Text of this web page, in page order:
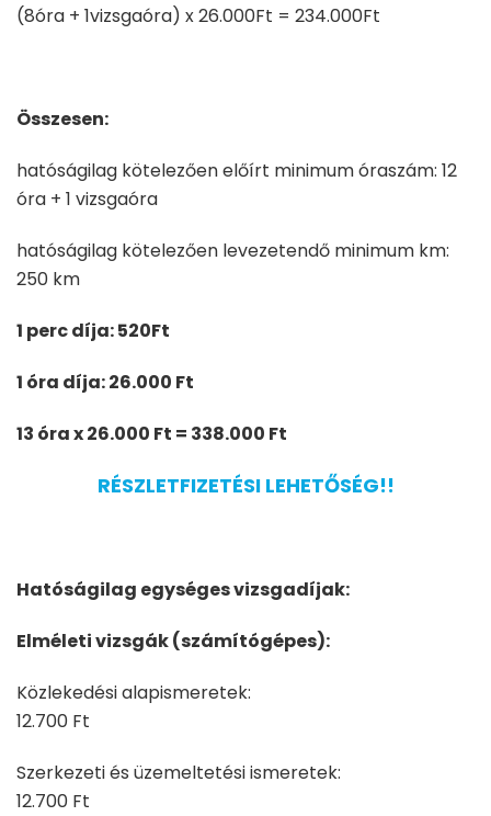
(8óra + 1vizsgaóra) x 26.000Ft = 234.000Ft
Összesen:
hatóságilag kötelezően előírt minimum óraszám: 12
óra + 1 vizsgaóra
hatóságilag kötelezően levezetendő minimum km:
250 km
1 perc díja: 520Ft
1 óra díja: 26.000 Ft
13 óra x 26.000 Ft = 338.000 Ft
RÉSZLETFIZETÉSI LEHETŐSÉG!!
Hatóságilag egységes vizsgadíjak:
Elméleti vizsgák (számítógépes):
Közlekedési alapismeretek:
12.700 Ft
Szerkezeti és üzemeltetési ismeretek:
12.700 Ft